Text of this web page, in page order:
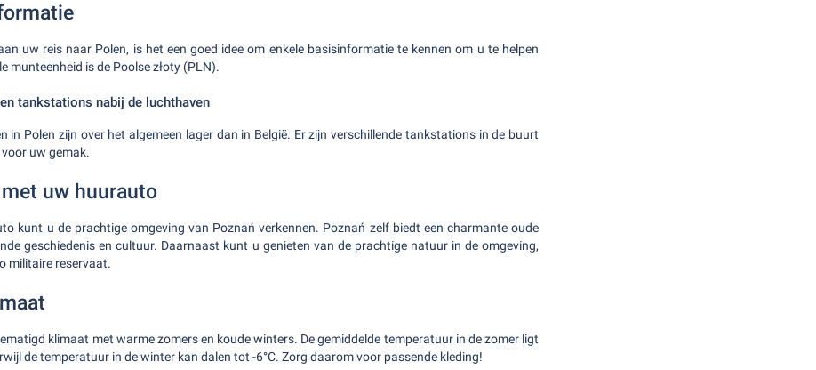
uw reis naar Polen, is het een goed idee om enkele basisinformatie te kennen om u te helpen
munteenheid is de Poolse złoty (PLN).
tankstations nabij de luchthaven
in Polen zijn over het algemeen lager dan in België. Er zijn verschillende tankstations in de buurt
uw gemak.
uw huurauto
kunt u de prachtige omgeving van Poznań verkennen. Poznań zelf biedt een charmante oude
geschiedenis en cultuur. Daarnaast kunt u genieten van de prachtige natuur in de omgeving,
militaire reservaat.
klimaat met warme zomers en koude winters. De gemiddelde temperatuur in de zomer ligt
de temperatuur in de winter kan dalen tot -6°C. Zorg daarom voor passende kleding!